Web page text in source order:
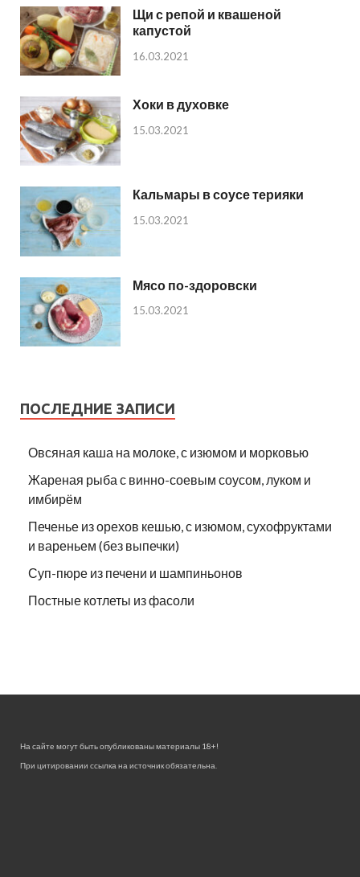
Щи с репой и квашеной
капустой
16.03.2021
Хоки в духовке
15.03.2021
Кальмары в соусе терияки
15.03.2021
Мясо по-здоровски
15.03.2021
ПОСЛЕДНИЕ ЗАПИСИ
Овсяная каша на молоке, с изюмом и морковью
Жареная рыба с винно-соевым соусом, луком и
имбирём
Печенье из орехов кешью, с изюмом, сухофруктами
и вареньем (без выпечки)
Суп-пюре из печени и шампиньонов
Постные котлеты из фасоли
На сайте могут быть опубликованы материалы 18+!
При цитировании ссылка на источник обязательна.